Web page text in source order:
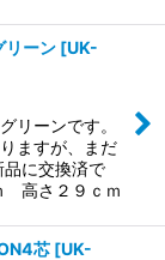
リーン [UK-
リーンです。
ますが、まだ
品に交換済で
高さ２９ｃｍ
芯 [UK-